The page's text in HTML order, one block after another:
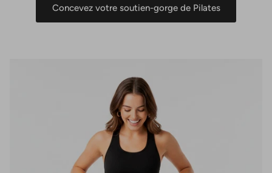
Concevez votre soutien-gorge de Pilates